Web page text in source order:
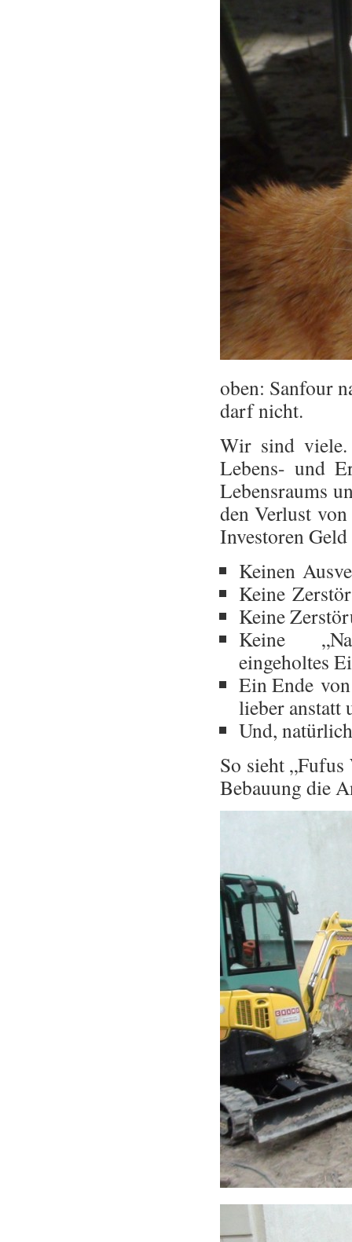
oben: Sanfour
darf nicht.
Wir sind
Lebens- und
Lebensraums
den Verlust
Investoren
Keinen
Keine
Keine
Keine
eingeholtes
Ein Ende
lieber anstatt
Und,
So sieht
Bebauung die